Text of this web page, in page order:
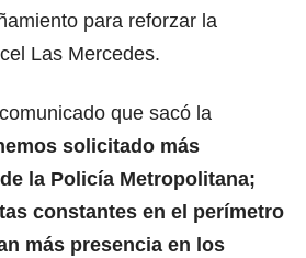
para reforzar la
Las Mercedes.
que sacó la
solicitado más
la Policía Metropolitana;
constantes en el perímetro
más presencia en los